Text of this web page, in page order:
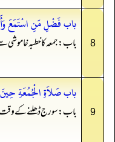
8
باب فَضْلِ مَنِ اسْتَمَعَ
باب: جمعہ کا خطبہ خاموشی
9
باب صَلاَةِ الْجُمُعَةِ
باب: سورج ڈھلنے کے وقت